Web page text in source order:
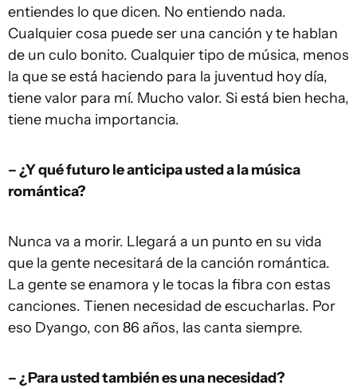
entiendes lo que dicen. No entiendo nada.
Cualquier cosa puede ser una canción y te hablan
de un culo bonito. Cualquier tipo de música, menos
la que se está haciendo para la juventud hoy día,
tiene valor para mí. Mucho valor. Si está bien hecha,
tiene mucha importancia.
– ¿Y qué futuro le anticipa usted a la música
romántica?
Nunca va a morir. Llegará a un punto en su vida
que la gente necesitará de la canción romántica.
La gente se enamora y le tocas la fibra con estas
canciones. Tienen necesidad de escucharlas. Por
eso Dyango, con 86 años, las canta siempre.
– ¿Para usted también es una necesidad?